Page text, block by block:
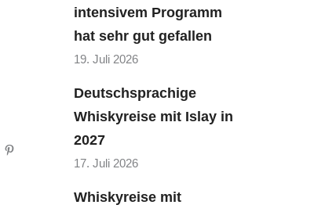
intensivem Programm
hat sehr gut gefallen
19. Juli 2026
Deutschsprachige
Whiskyreise mit Islay in
2027
17. Juli 2026
Whiskyreise mit